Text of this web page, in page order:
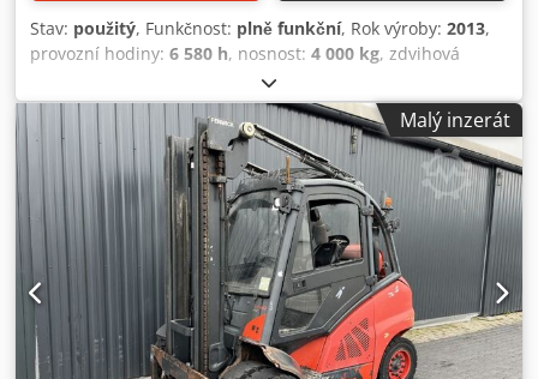
Stav: použitý, Funkčnost: plně funkční, Rok výroby: 2013,
provozní hodiny: 6 580 h, nosnost: 4 000 kg, zdvihová
, volný zdvih:2 064 mm
typ stožáru:simplex, stavební výška:2 920 mm, typ
pohonu:
Treibgas
, vysokozdvižný vozík na LPG Chjdpfxexrh
Scs Apdsa Třída ISO: třída ISO 3 = 2 500 - 4 999 kg Typ
stožáru: Standardní Stav: Připraven k použití a plně funkční
Technický stav: dobrý Popis: Poloviční kabina Boční posun,
Malý inzerát